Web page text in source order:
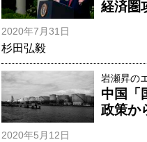
経済圏
2020年7月31日
杉田弘毅
岩瀬昇の
中国「
政策か
2020年5月12日